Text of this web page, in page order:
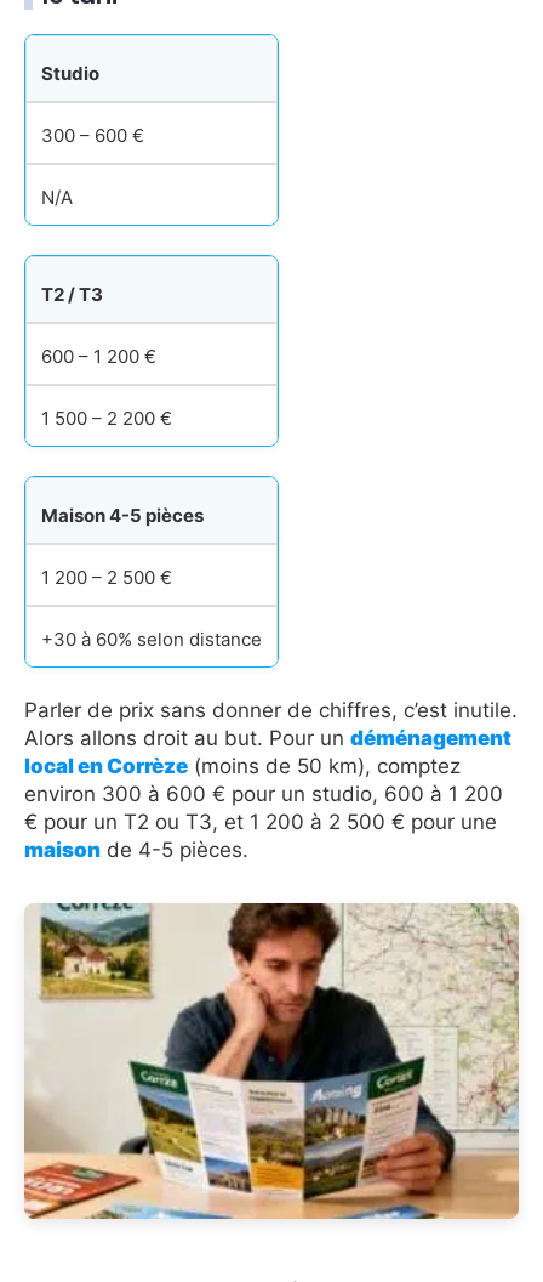
Studio
300 – 600 €
N/A
T2 / T3
600 – 1 200 €
1 500 – 2 200 €
Maison 4-5 pièces
1 200 – 2 500 €
+30 à 60% selon distance
Parler de prix sans donner de chiffres, c’est inutile.
Alors allons droit au but. Pour un déménagement
local en Corrèze (moins de 50 km), comptez
environ 300 à 600 € pour un studio, 600 à 1 200
€ pour un T2 ou T3, et 1 200 à 2 500 € pour une
maison de 4-5 pièces.